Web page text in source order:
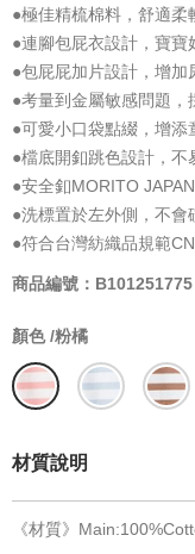
●極佳精梳棉料，舒適柔
●連腳包屁衣設計，寶寶
●包屁屁加片設計，增加
●考量到金屬敏感問題，
●可愛小口袋點綴，增添
●檔底開釦跳色設計，不
●安全釦MORITO
●洗標置於左外側，不會
●符合台灣紡織品規範
商品編號：B101251775
顏色 /粉橘
材質說明
《材質》